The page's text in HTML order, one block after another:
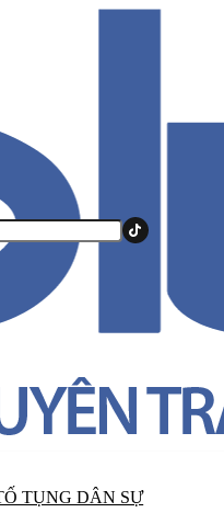
TỤNG DÂN SỰ